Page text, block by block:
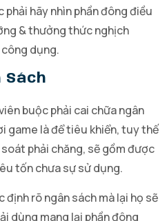
hãy nhìn phần đông điều
& thưởng thức nghịch
dụng.
Sách
buộc phải cai chữa ngân
game là để tiêu khiển, tuy thế
phải chăng, sẽ gồm được
tốn chưa sự sử dụng.
rõ ngân sách mà lại họ sẽ
dùng mang lại phần đông